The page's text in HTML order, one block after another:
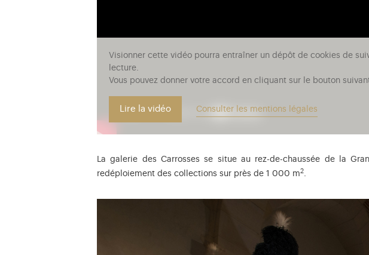
Visionner cette vidéo pourra entraîner un dépôt de cookies de
lecture.
Vous pouvez donner votre accord en cliquant sur le bouton
Lire la vidéo Consulter les mentions légales
La galerie des Carrosses se situe au rez-de-chaussée de la
redéploiement des collections sur près de 1 000 m2